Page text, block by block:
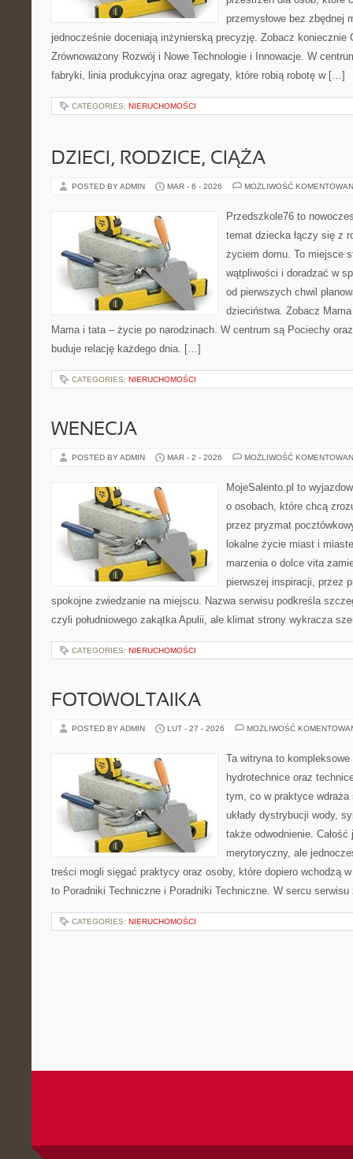
przemysłowe bez zbędnej
jednocześnie doceniają inżynierską precyzję. Zobacz koniecznie
Zrównoważony Rozwój i Nowe Technologie i Innowacje. W
fabryki, linia produkcyjna oraz agregaty, które robią robotę w […]
CATEGORIES: NIERUCHOMOŚCI
DZIECI, RODZICE, CIĄŻA
POSTED BY ADMIN MAR - 6 - 2026 MOŻLIWOŚĆ
Przedszkole76 to
temat dziecka łączy się z
życiem domu. To miejsce
wątpliwości i doradzać w
od pierwszych chwil
dzieciństwa. Zobacz
Mama i tata – życie po narodzinach. W centrum są Pociechy
buduje relację każdego dnia. […]
CATEGORIES: NIERUCHOMOŚCI
WENECJA
POSTED BY ADMIN MAR - 2 - 2026 MOŻLIWOŚĆ
MojeSalento.pl to
o osobach, które chcą
przez pryzmat
lokalne życie miast i
marzenia o dolce vita
pierwszej inspiracji, przez
spokojne zwiedzanie na miejscu. Nazwa serwisu podkreśla
czyli południowego zakątka Apulii, ale klimat strony wykracza
CATEGORIES: NIERUCHOMOŚCI
FOTOWOLTAIKA
POSTED BY ADMIN LUT - 27 - 2026 MOŻLIWOŚĆ
Ta witryna to
hydrotechnice oraz
tym, co w praktyce
układy dystrybucji wody,
także odwodnienie.
merytoryczny, ale
treści mogli sięgać praktycy oraz osoby, które dopiero wchodzą
to Poradniki Techniczne i Poradniki Techniczne. W sercu
CATEGORIES: NIERUCHOMOŚCI